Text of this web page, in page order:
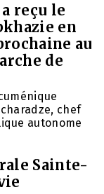
reçu le
en
au
de
chef
autonome
Sainte-